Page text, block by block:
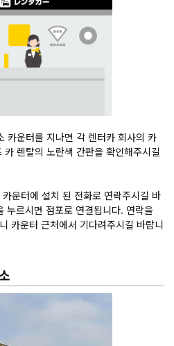
카운터를 지나면 각 렌터카 회사의 카
렌탈의 노란색 간판을 확인해주시길
운터에 설치 된 전화로 연락주시길 바
누르시면 점포로 연결됩니다. 연락을
카운터 근처에서 기다려주시길 바랍니